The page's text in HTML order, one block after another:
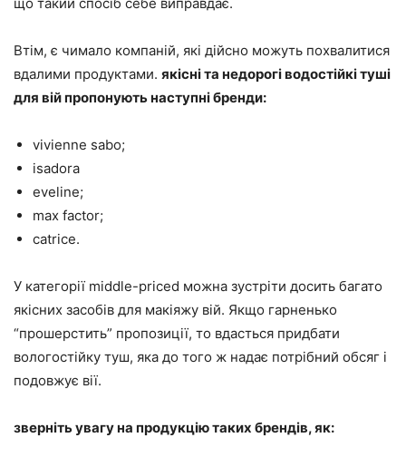
Втім, є чимало компаній, які дійсно можуть похвалитися
вдалими продуктами. якісні та недорогі водостійкі туші
для вій пропонують наступні бренди:
vivienne sabo;
isadora
eveline;
max factor;
catrice.
У категорії middle-priced можна зустріти досить багато
якісних засобів для макіяжу вій. Якщо гарненько
“прошерстить” пропозиції, то вдасться придбати
вологостійку туш, яка до того ж надає потрібний обсяг і
подовжує вії.
зверніть увагу на продукцію таких брендів, як: